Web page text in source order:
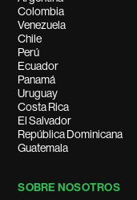
Colombia
Venezuela
Chile
Perú
Ecuador
Panamá
Uruguay
Costa Rica
El Salvador
República Dominicana
Guatemala
SOBRE NOSOTROS